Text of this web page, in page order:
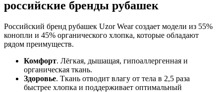
российские бренды рубашек
Российский бренд рубашек Uzor Wear создает модели из 55%
конопли и 45% органического хлопка, которые обладают
рядом преимуществ.
Комфорт. Лёгкая, дышащая, гипоаллергенная и
органическая ткань.
Здоровье. Ткань отводит влагу от тела в 2,5 раза
быстрее хлопка и поддерживает оптимальный